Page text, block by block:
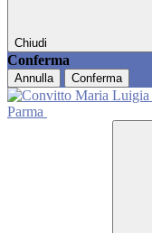
Chiudi
Conferma
Annulla Conferma
Parma